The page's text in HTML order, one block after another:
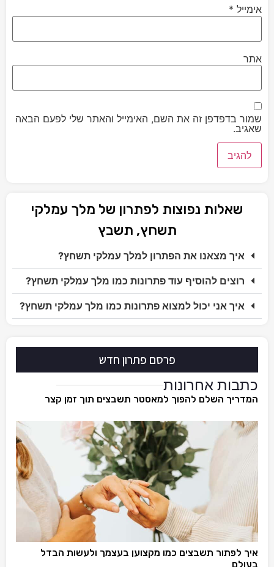
אימייל *
אתר
שמור בדפדפן זה את השם, האימייל והאתר שלי לפעם הבאה
שאגיב.
שאלות נפוצות לפתרון של מלך עמלקי
תשחץ, תשבץ
איך מצאנו את הפתרון למלך עמלקי תשחץ?
רוצים להוסיף עוד פתרונות כמו מלך עמלקי תשחץ?
איך אני יכול למצוא פתרונות כמו מלך עמלקי תשחץ?
פרסם פתרון חדש
כתבות אחרונות
המדריך השלם להפוך למאסטר תשבצים תוך זמן קצר
איך לפתור תשבצים כמו מקצוען בעצמך ולעשות הבדל
בעולם